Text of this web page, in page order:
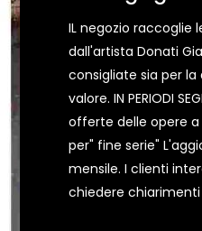
IL negozio raccoglie
dall'artista Donati
consigliate sia per la
valore. IN PERIODI
offerte delle opere
per" fine serie"
mensile. I clienti
chiedere